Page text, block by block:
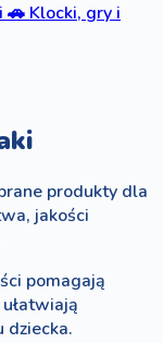
🚗 Klocki, gry i
produkty dla
jakości
pomagają
dziecka.